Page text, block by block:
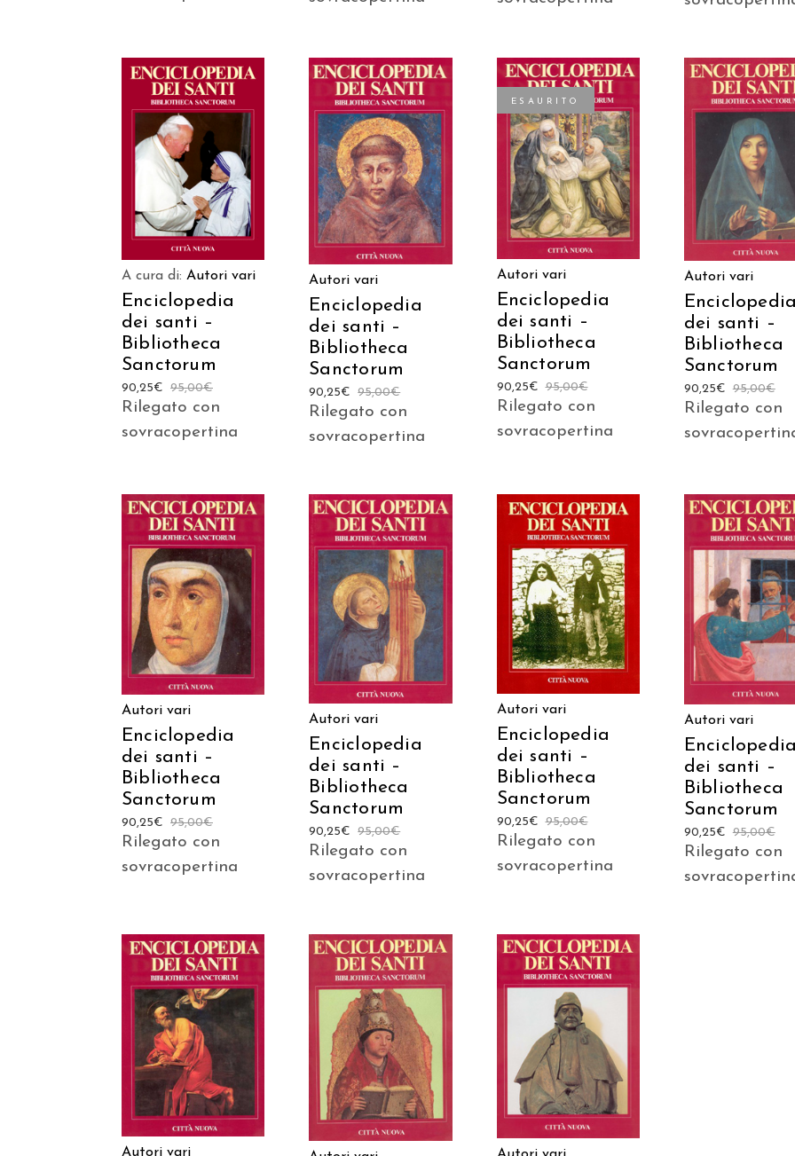
AGGIUNGI AL
CARRELLO
A cura di: Autori vari
Enciclopedia
dei santi –
Bibliotheca
Sanctorum
95,00€
90,25€
Rilegato con
sovracopertina
AGGIUNGI AL
CARRELLO
Autori vari
Enciclopedia
dei santi –
Bibliotheca
Sanctorum
95,00€
90,25€
Rilegato con
sovracopertina
ESAURITO
LEGGI TUTTO
Autori vari
Enciclopedia
dei santi –
Bibliotheca
Sanctorum
95,00€
90,25€
Rilegato con
sovracopertina
AGGIUNGI AL
CARRELLO
Autori vari
dei santi –
Bibliotheca
Sanctorum
95,00€
90,25€
Rilegato con
AGGIUNGI AL
CARRELLO
Autori vari
Enciclopedia
dei santi –
Bibliotheca
Sanctorum
95,00€
90,25€
Rilegato con
sovracopertina
AGGIUNGI AL
CARRELLO
Autori vari
Enciclopedia
dei santi –
Bibliotheca
Sanctorum
95,00€
90,25€
Rilegato con
sovracopertina
AGGIUNGI AL
CARRELLO
Autori vari
Enciclopedia
dei santi –
Bibliotheca
Sanctorum
95,00€
90,25€
Rilegato con
sovracopertina
AGGIUNGI AL
CARRELLO
Autori vari
dei santi –
Bibliotheca
Sanctorum
95,00€
90,25€
Rilegato con
AGGIUNGI AL
CARRELLO
Autori vari
AGGIUNGI AL
CARRELLO
AGGIUNGI AL
CARRELLO